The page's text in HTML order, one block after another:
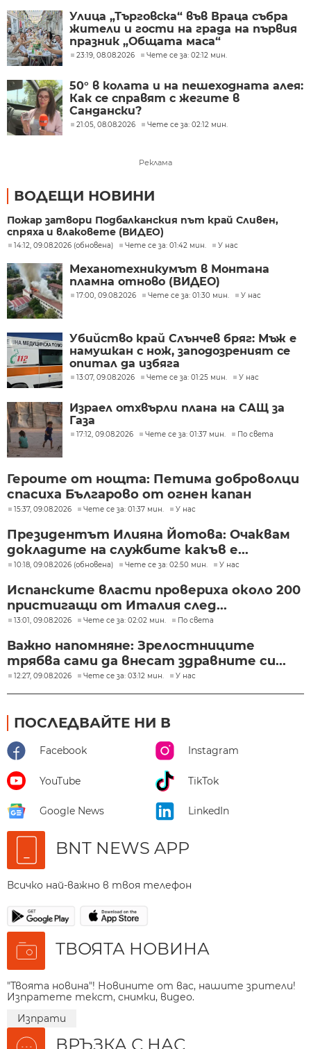
Улица „Търговска“ във Враца събра
жители и гости на града на първия
празник „Общата маса“
23:19, 08.08.2026 Чете се за: 02:12 мин.
50° в колата и на пешеходната алея:
Как се справят с жегите в
Сандански?
21:05, 08.08.2026 Чете се за: 02:12 мин.
Реклама
ВОДЕЩИ НОВИНИ
Пожар затвори Подбалканския път край Сливен,
спряха и влаковете (ВИДЕО)
14:12, 09.08.2026 (обновена) Чете се за: 01:42 мин. У нас
Механотехникумът в Монтана
пламна отново (ВИДЕО)
17:00, 09.08.2026 Чете се за: 01:30 мин. У нас
Убийство край Слънчев бряг: Мъж е
намушкан с нож, заподозреният се
опитал да избяга
13:07, 09.08.2026 Чете се за: 01:25 мин. У нас
Израел отхвърли плана на САЩ за
Газа
17:12, 09.08.2026 Чете се за: 01:37 мин. По света
Героите от нощта: Петима доброволци
спасиха Българово от огнен капан
15:37, 09.08.2026 Чете се за: 01:37 мин. У нас
Президентът Илияна Йотова: Очаквам
докладите на службите какъв е...
10:18, 09.08.2026 (обновена) Чете се за: 02:50 мин. У нас
Испанските власти провериха около 200
пристигащи от Италия след...
13:01, 09.08.2026 Чете се за: 02:02 мин. По света
Важно напомняне: Зрелостниците
трябва сами да внесат здравните си...
12:27, 09.08.2026 Чете се за: 03:12 мин. У нас
ПОСЛЕДВАЙТЕ НИ В
Facebook Instagram
YouTube TikTok
Google News LinkedIn
BNT NEWS APP
Всичко най-важно в твоя телефон
ТВОЯТА НОВИНА
"Твоята новина"! Новините от вас, нашите зрители!
Изпратете текст, снимки, видео.
Изпрати
ВРЪЗКА С НАС